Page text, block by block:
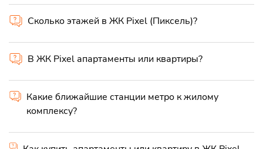
Сколько этажей в ЖК Pixel (Пиксель)?
В ЖК Pixel апартаменты или квартиры?
Какие ближайшие станции метро к жилому
комплексу?